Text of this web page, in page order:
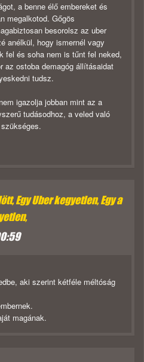
a benne élő embereket és
megalkotod. Gőgös
besorolsz az uber
anélkül, hogy ismernél vagy
fel és soha nem is tűnt fel neked,
az ostoba demagóg állításaidat
tudsz.
igazolja jobban mint az a
tudásodhoz, a veled való
Egy Uber kegyetlen, Egy a
aki szerint kétféle méltóság
magának.